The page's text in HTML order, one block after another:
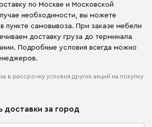
по Москве и Московской
необходимости, вы можете
пункте самовывоза. При заказе мебели
доставку груза до терминала
Подробные условия всегда можно
в рассрочку условия других акций на покупку
доставки за город